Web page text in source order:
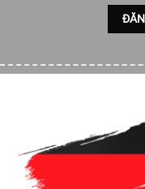
dụng cà phê của
được lập trình sẵn
đặt xay trung bình